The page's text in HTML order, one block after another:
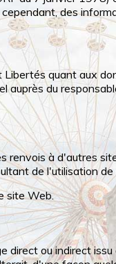
des
quant aux
du
à d'autres
de l'utilisation
site Web.
ou indirect